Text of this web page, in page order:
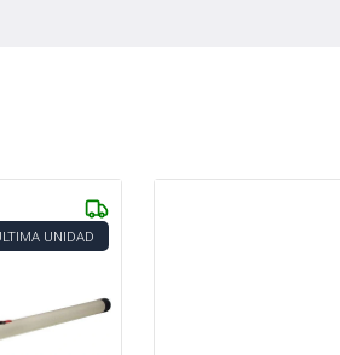
UNIDAD